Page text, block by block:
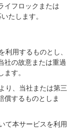
イフロックまたは
たします。
利用するものとし、
社の故意または重過
す。
り、当社または第三
償するものとしま
て本サービスを利用